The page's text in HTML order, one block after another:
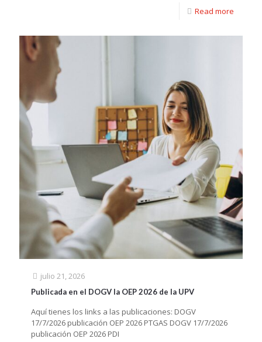
Read more
julio 21, 2026
Publicada en el DOGV la OEP 2026 de la UPV
Aquí tienes los links a las publicaciones: DOGV
17/7/2026 publicación OEP 2026 PTGAS DOGV 17/7/2026
publicación OEP 2026 PDI